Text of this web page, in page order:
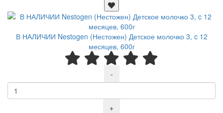
В НАЛИЧИИ Nestogen (Нестожен) Детское молочко 3, c 12
месяцев, 600г
-
+